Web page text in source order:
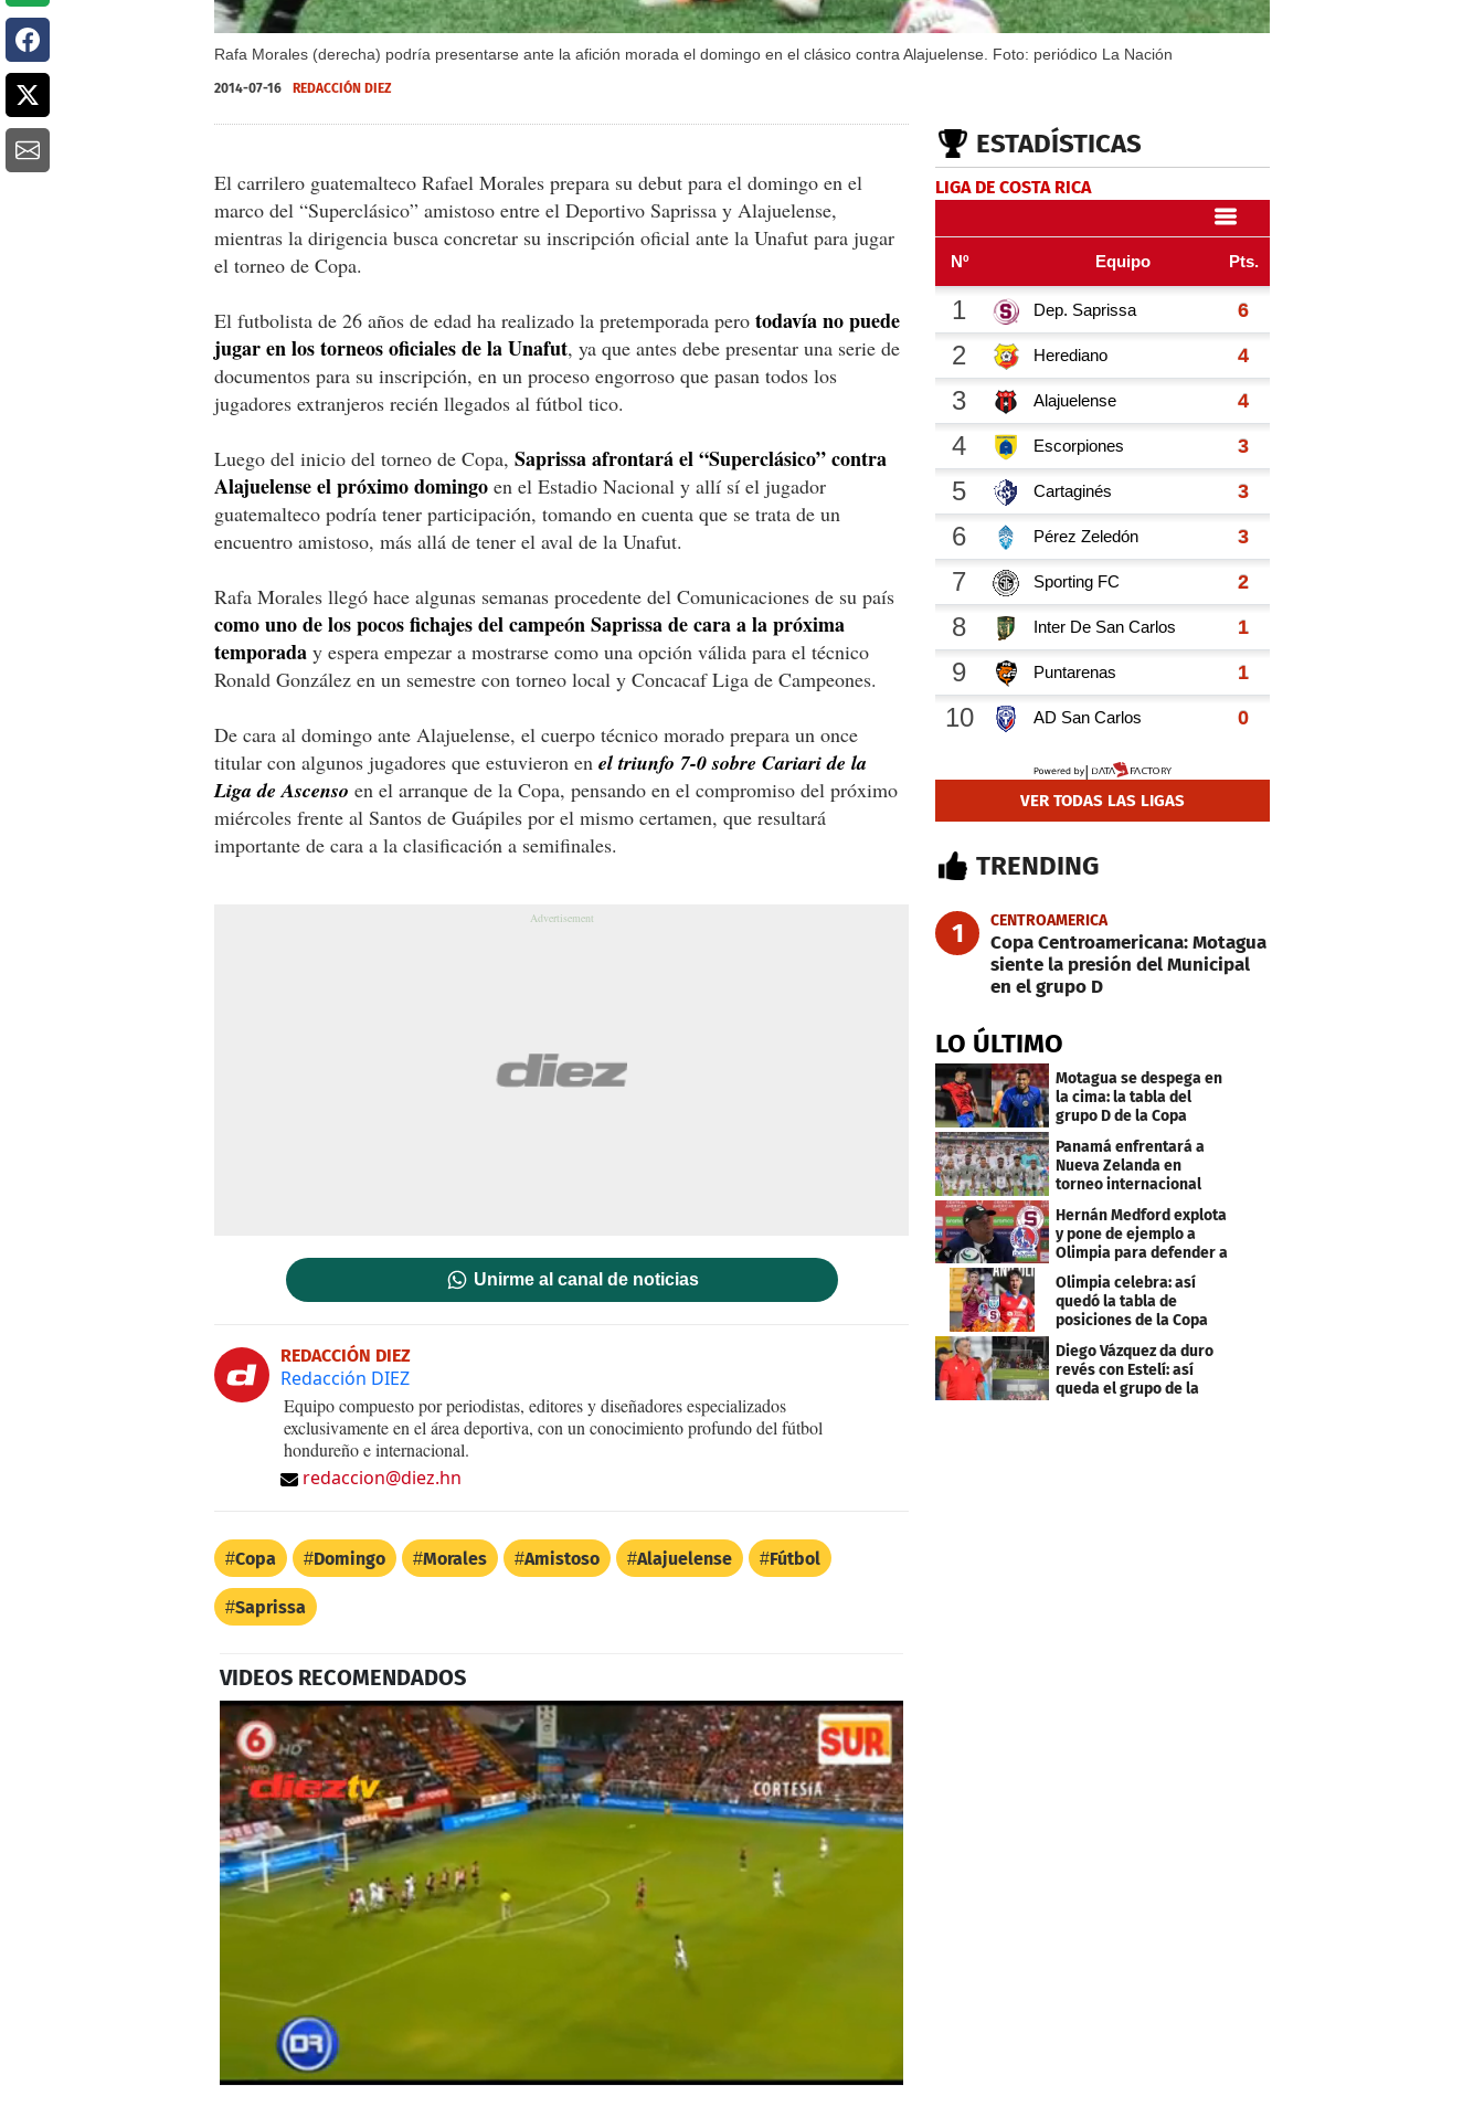
Rafa Morales (derecha) podría presentarse ante la afición morada el domingo en el clásico contra Alajuelense. Foto: periódico La Nación
2014-07-16 REDACCIÓN DIEZ
El carrilero guatemalteco Rafael Morales prepara su debut para el domingo en el
marco del “Superclásico” amistoso entre el Deportivo Saprissa y Alajuelense,
mientras la dirigencia busca concretar su inscripción oficial ante la Unafut para jugar
el torneo de Copa.
El futbolista de 26 años de edad ha realizado la pretemporada pero todavía no puede
jugar en los torneos oficiales de la Unafut, ya que antes debe presentar una serie de
documentos para su inscripción, en un proceso engorroso que pasan todos los
jugadores extranjeros recién llegados al fútbol tico.
Luego del inicio del torneo de Copa, Saprissa afrontará el “Superclásico” contra
Alajuelense el próximo domingo en el Estadio Nacional y allí sí el jugador
guatemalteco podría tener participación, tomando en cuenta que se trata de un
encuentro amistoso, más allá de tener el aval de la Unafut.
Rafa Morales llegó hace algunas semanas procedente del Comunicaciones de su país
como uno de los pocos fichajes del campeón Saprissa de cara a la próxima
temporada y espera empezar a mostrarse como una opción válida para el técnico
Ronald González en un semestre con torneo local y Concacaf Liga de Campeones.
De cara al domingo ante Alajuelense, el cuerpo técnico morado prepara un once
titular con algunos jugadores que estuvieron en el triunfo 7-0 sobre Cariari de la
Liga de Ascenso en el arranque de la Copa, pensando en el compromiso del próximo
miércoles frente al Santos de Guápiles por el mismo certamen, que resultará
importante de cara a la clasificación a semifinales.
Unirme al canal de noticias
REDACCIÓN DIEZ
Redacción DIEZ
Equipo compuesto por periodistas, editores y diseñadores especializados
exclusivamente en el área deportiva, con un conocimiento profundo del fútbol
hondureño e internacional.
redaccion@diez.hn
Copa Domingo Morales Amistoso Alajuelense Fútbol
Saprissa
VIDEOS RECOMENDADOS
ESTADÍSTICAS
LIGA DE COSTA RICA
VER TODAS LAS LIGAS
TRENDING
1 CENTROAMERICA
Copa Centroamericana: Motagua
siente la presión del Municipal
en el grupo D
LO ÚLTIMO
Motagua se despega en
la cima: la tabla del
grupo D de la Copa
Centroamericana
Panamá enfrentará a
Nueva Zelanda en
torneo internacional
durante Fecha FIFA
Hernán Medford explota
y pone de ejemplo a
Olimpia para defender a
Saprissa
Olimpia celebra: así
quedó la tabla de
posiciones de la Copa
Centroamericana
Diego Vázquez da duro
revés con Estelí: así
queda el grupo de la